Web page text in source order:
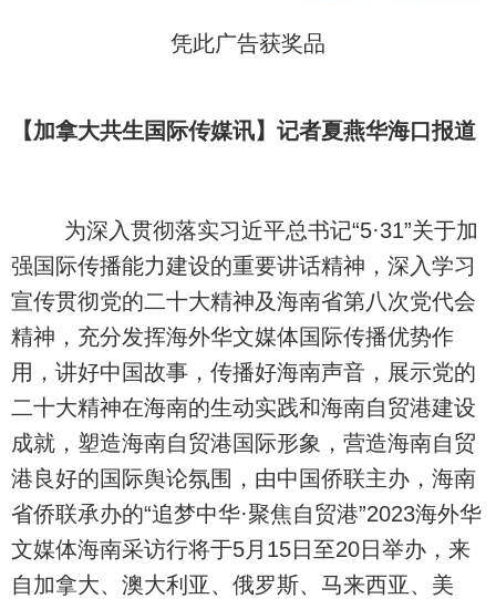
凭此广告获奖品
【加拿大共生国际传媒讯】记者夏燕华海口报道
为深入贯彻落实习近平总书记“5·31”关于加
强国际传播能力建设的重要讲话精神，深入学习
宣传贯彻党的二十大精神及海南省第八次党代会
精神，充分发挥海外华文媒体国际传播优势作
用，讲好中国故事，传播好海南声音，展示党的
二十大精神在海南的生动实践和海南自贸港建设
成就，塑造海南自贸港国际形象，营造海南自贸
港良好的国际舆论氛围，由中国侨联主办，海南
省侨联承办的“追梦中华·聚焦自贸港”2023海外华
文媒体海南采访行将于5月15日至20日举办，来
自加拿大、澳大利亚、俄罗斯、马来西亚、美